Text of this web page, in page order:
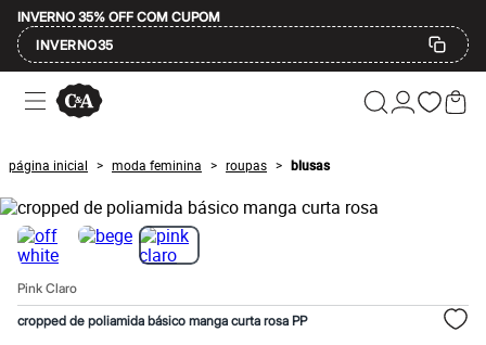
INVERNO 35% OFF COM CUPOM
INVERNO35
Ofertas
Compre por Departamento
Masculino
Infantil
Calçados
Mindse7
Plus Size
Até 20% off
Até 60% off
A partir de 60% off
Feminino
página inicial > moda feminina > roupas > blusas
Pink Claro
cropped de poliamida básico manga curta rosa PP